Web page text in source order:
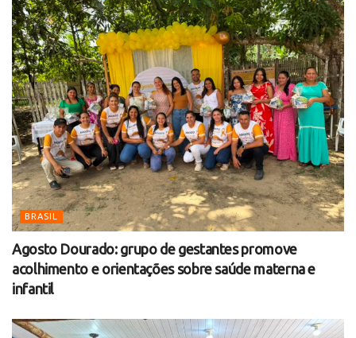
BRASIL
Agosto Dourado: grupo de gestantes promove
acolhimento e orientações sobre saúde materna e
infantil